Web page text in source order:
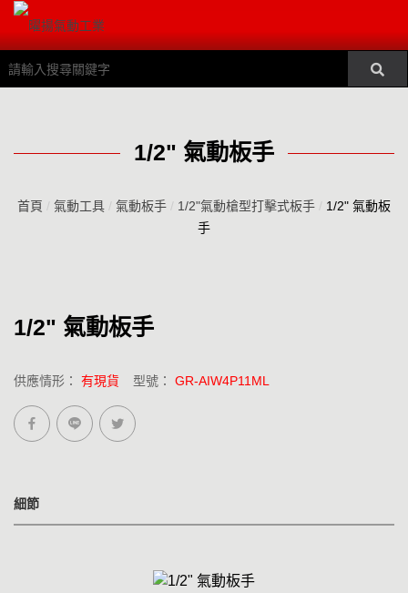
1/2" 氣動板手
首頁 / 氣動工具 / 氣動板手 / 1/2"氣動槍型打擊式板手 / 1/2" 氣動板
手
1/2" 氣動板手
供應情形： 有現貨 型號： GR-AIW4P11ML
細節